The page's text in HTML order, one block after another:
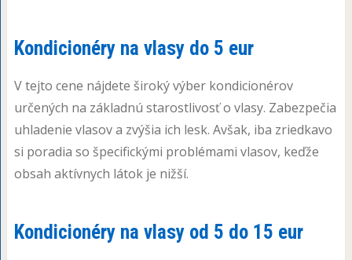
Kondicionéry na vlasy do 5 eur
V tejto cene nájdete široký výber kondicionérov
určených na základnú starostlivosť o vlasy. Zabezpečia
uhladenie vlasov a zvýšia ich lesk. Avšak, iba zriedkavo
si poradia so špecifickými problémami vlasov, keďže
obsah aktívnych látok je nižší.
Kondicionéry na vlasy od 5 do 15 eur